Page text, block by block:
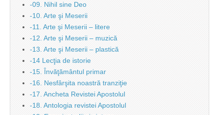
-09. Nihil sine Deo
-10. Arte şi Meserii
-11. Arte şi Meserii – litere
-12. Arte şi Meserii – muzică
-13. Arte şi Meserii – plastică
-14 Lecţia de istorie
-15. Învăţământul primar
-16. Nesfârşita noastră tranziţie
-17. Ancheta Revistei Apostolul
-18. Antologia revistei Apostolul